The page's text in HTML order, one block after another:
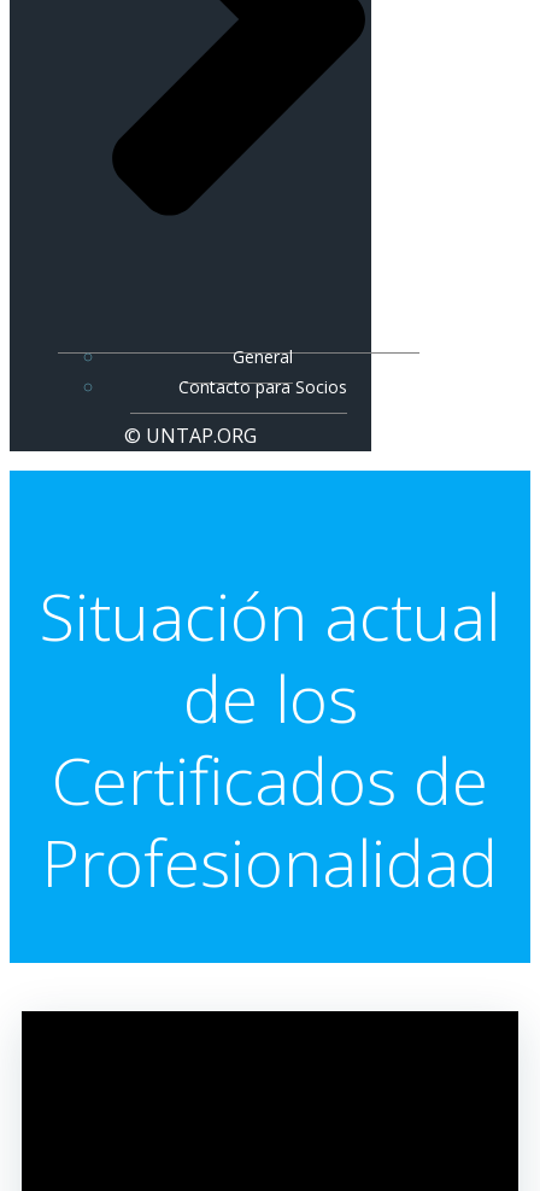
General
Contacto para Socios
© UNTAP.ORG
Situación actual
de los
Certificados de
Profesionalidad